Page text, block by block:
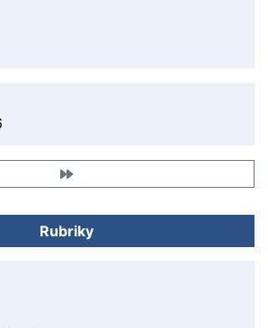
Rubriky